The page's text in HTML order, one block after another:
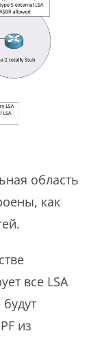
область
как
все LSA
из